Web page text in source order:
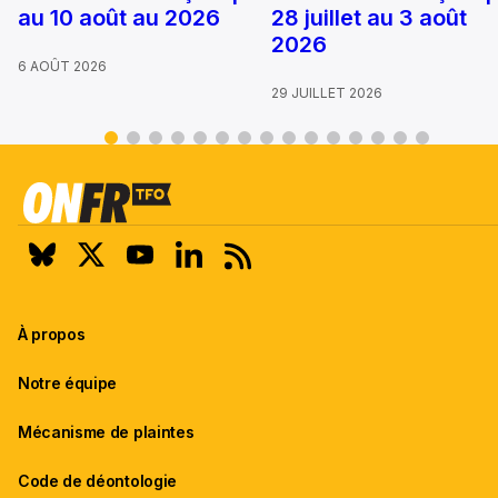
au 10 août au 2026
6 AOÛT 2026
28 juillet au 3 août
2026
29 JUILLET 2026
À propos
Notre équipe
Mécanisme de plaintes
Code de déontologie